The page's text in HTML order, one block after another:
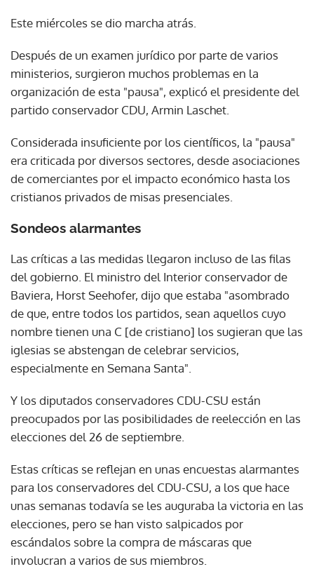
Este miércoles se dio marcha atrás.
Después de un examen jurídico por parte de varios
ministerios, surgieron muchos problemas en la
organización de esta "pausa", explicó el presidente del
partido conservador CDU, Armin Laschet.
Considerada insuficiente por los científicos, la "pausa"
era criticada por diversos sectores, desde asociaciones
de comerciantes por el impacto económico hasta los
cristianos privados de misas presenciales.
Sondeos alarmantes
Las críticas a las medidas llegaron incluso de las filas
del gobierno. El ministro del Interior conservador de
Baviera, Horst Seehofer, dijo que estaba "asombrado
de que, entre todos los partidos, sean aquellos cuyo
nombre tienen una C [de cristiano] los sugieran que las
iglesias se abstengan de celebrar servicios,
especialmente en Semana Santa".
Y los diputados conservadores CDU-CSU están
preocupados por las posibilidades de reelección en las
elecciones del 26 de septiembre.
Estas críticas se reflejan en unas encuestas alarmantes
para los conservadores del CDU-CSU, a los que hace
unas semanas todavía se les auguraba la victoria en las
elecciones, pero se han visto salpicados por
escándalos sobre la compra de máscaras que
involucran a varios de sus miembros.